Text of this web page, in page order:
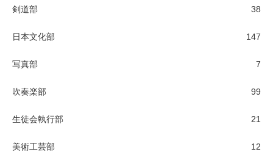
剣道部 38
日本文化部 147
写真部 7
吹奏楽部 99
生徒会執行部 21
美術工芸部 12